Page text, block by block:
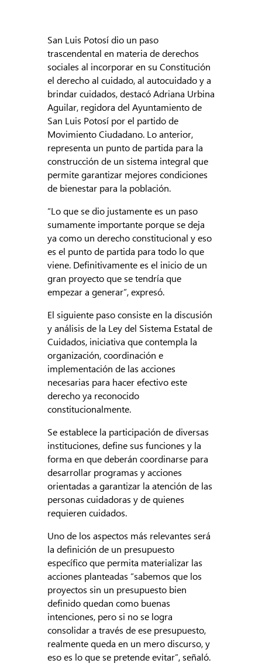
San Luis Potosí dio un paso
trascendental en materia de derechos
sociales al incorporar en su Constitución
el derecho al cuidado, al autocuidado y a
brindar cuidados, destacó Adriana Urbina
Aguilar, regidora del Ayuntamiento de
San Luis Potosí por el partido de
Movimiento Ciudadano. Lo anterior,
representa un punto de partida para la
construcción de un sistema integral que
permite garantizar mejores condiciones
de bienestar para la población.
“Lo que se dio justamente es un paso
sumamente importante porque se deja
ya como un derecho constitucional y eso
es el punto de partida para todo lo que
viene. Definitivamente es el inicio de un
gran proyecto que se tendría que
empezar a generar”, expresó.
El siguiente paso consiste en la discusión
y análisis de la Ley del Sistema Estatal de
Cuidados, iniciativa que contempla la
organización, coordinación e
implementación de las acciones
necesarias para hacer efectivo este
derecho ya reconocido
constitucionalmente.
Se establece la participación de diversas
instituciones, define sus funciones y la
forma en que deberán coordinarse para
desarrollar programas y acciones
orientadas a garantizar la atención de las
personas cuidadoras y de quienes
requieren cuidados.
Uno de los aspectos más relevantes será
la definición de un presupuesto
específico que permita materializar las
acciones planteadas “sabemos que los
proyectos sin un presupuesto bien
definido quedan como buenas
intenciones, pero si no se logra
consolidar a través de ese presupuesto,
realmente queda en un mero discurso, y
eso es lo que se pretende evitar”, señaló.